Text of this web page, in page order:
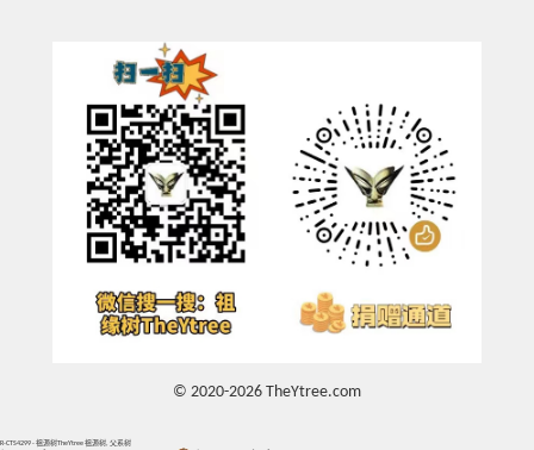
© 2020-2026 TheYtree.com
R-CTS4299 - 祖源树TheYtree 祖源树, 父系树